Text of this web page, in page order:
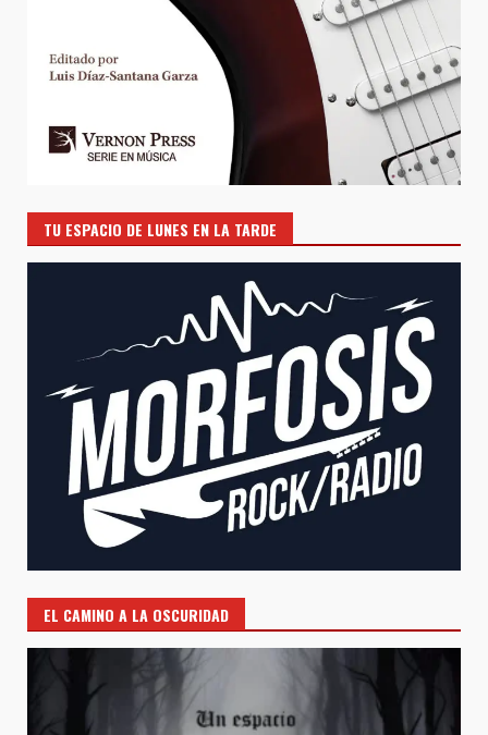
TU ESPACIO DE LUNES EN LA TARDE
EL CAMINO A LA OSCURIDAD